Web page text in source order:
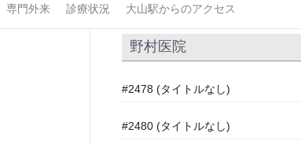
専門外来 診療状況 大山駅からのアクセス
野村医院
#2478 (タイトルなし)
#2480 (タイトルなし)